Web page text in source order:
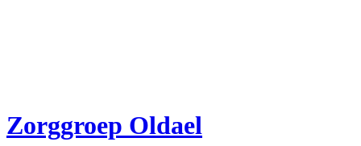
Zorggroep Oldael